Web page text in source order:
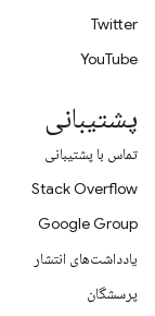
Twitter
YouTube
پشتیبانی
تماس با پشتیبانی
Stack Overflow
Google Group
یادداشت‌های انتشار
پرسشگان